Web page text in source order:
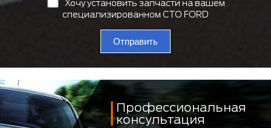
Хочу установить запчасти на вашем
специализированном СТО FORD
Отправить
Профессиональная
консультация